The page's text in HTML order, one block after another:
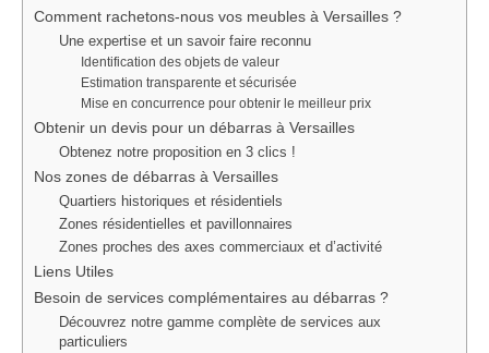
Comment rachetons-nous vos meubles à Versailles ?
Une expertise et un savoir faire reconnu
Identification des objets de valeur
Estimation transparente et sécurisée
Mise en concurrence pour obtenir le meilleur prix
Obtenir un devis pour un débarras à Versailles
Obtenez notre proposition en 3 clics !
Nos zones de débarras à Versailles
Quartiers historiques et résidentiels
Zones résidentielles et pavillonnaires
Zones proches des axes commerciaux et d’activité
Liens Utiles
Besoin de services complémentaires au débarras ?
Découvrez notre gamme complète de services aux
particuliers